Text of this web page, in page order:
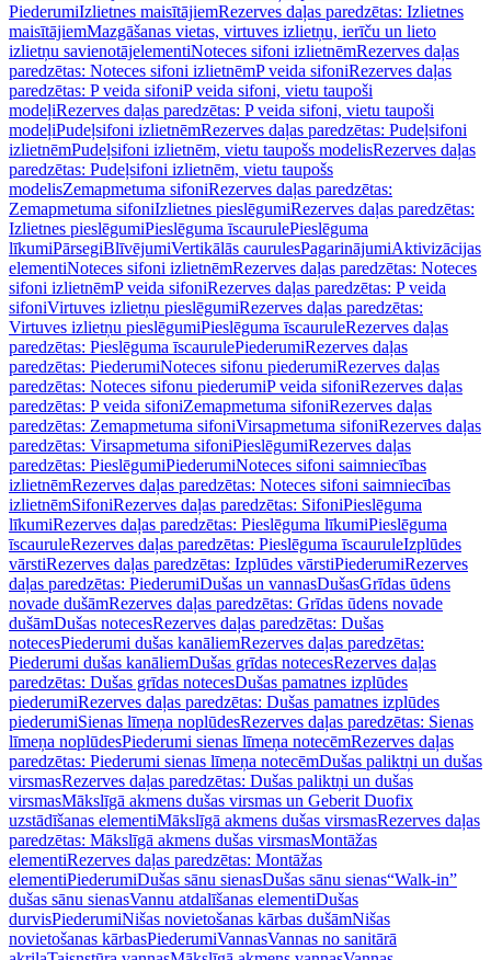
PiederumiIzlietnes maisītājiemRezerves daļas paredzētas: Izlietnes
maisītājiemMazgāšanas vietas, virtuves izlietņu, ierīču un lieto
izlietņu savienotājelementiNoteces sifoni izlietnēmRezerves daļas
paredzētas: Noteces sifoni izlietnēmP veida sifoniRezerves daļas
paredzētas: P veida sifoniP veida sifoni, vietu taupoši
modeļiRezerves daļas paredzētas: P veida sifoni, vietu taupoši
modeļiPudeļsifoni izlietnēmRezerves daļas paredzētas: Pudeļsifoni
izlietnēmPudeļsifoni izlietnēm, vietu taupošs modelisRezerves daļas
paredzētas: Pudeļsifoni izlietnēm, vietu taupošs
modelisZemapmetuma sifoniRezerves daļas paredzētas:
Zemapmetuma sifoniIzlietnes pieslēgumiRezerves daļas paredzētas:
Izlietnes pieslēgumiPieslēguma īscaurulePieslēguma
līkumiPārsegiBlīvējumiVertikālās caurulesPagarinājumiAktivizācijas
elementiNoteces sifoni izlietnēmRezerves daļas paredzētas: Noteces
sifoni izlietnēmP veida sifoniRezerves daļas paredzētas: P veida
sifoniVirtuves izlietņu pieslēgumiRezerves daļas paredzētas:
Virtuves izlietņu pieslēgumiPieslēguma īscauruleRezerves daļas
paredzētas: Pieslēguma īscaurulePiederumiRezerves daļas
paredzētas: PiederumiNoteces sifonu piederumiRezerves daļas
paredzētas: Noteces sifonu piederumiP veida sifoniRezerves daļas
paredzētas: P veida sifoniZemapmetuma sifoniRezerves daļas
paredzētas: Zemapmetuma sifoniVirsapmetuma sifoniRezerves daļas
paredzētas: Virsapmetuma sifoniPieslēgumiRezerves daļas
paredzētas: PieslēgumiPiederumiNoteces sifoni saimniecības
izlietnēmRezerves daļas paredzētas: Noteces sifoni saimniecības
izlietnēmSifoniRezerves daļas paredzētas: SifoniPieslēguma
līkumiRezerves daļas paredzētas: Pieslēguma līkumiPieslēguma
īscauruleRezerves daļas paredzētas: Pieslēguma īscauruleIzplūdes
vārstiRezerves daļas paredzētas: Izplūdes vārstiPiederumiRezerves
daļas paredzētas: PiederumiDušas un vannasDušasGrīdas ūdens
novade dušāmRezerves daļas paredzētas: Grīdas ūdens novade
dušāmDušas notecesRezerves daļas paredzētas: Dušas
notecesPiederumi dušas kanāliemRezerves daļas paredzētas:
Piederumi dušas kanāliemDušas grīdas notecesRezerves daļas
paredzētas: Dušas grīdas notecesDušas pamatnes izplūdes
piederumiRezerves daļas paredzētas: Dušas pamatnes izplūdes
piederumiSienas līmeņa noplūdesRezerves daļas paredzētas: Sienas
līmeņa noplūdesPiederumi sienas līmeņa notecēmRezerves daļas
paredzētas: Piederumi sienas līmeņa notecēmDušas paliktņi un dušas
virsmasRezerves daļas paredzētas: Dušas paliktņi un dušas
virsmasMākslīgā akmens dušas virsmas un Geberit Duofix
uzstādīšanas elementiMākslīgā akmens dušas virsmasRezerves daļas
paredzētas: Mākslīgā akmens dušas virsmasMontāžas
elementiRezerves daļas paredzētas: Montāžas
elementiPiederumiDušas sānu sienasDušas sānu sienas“Walk-in”
dušas sānu sienasVannu atdalīšanas elementiDušas
durvisPiederumiNišas novietošanas kārbas dušāmNišas
novietošanas kārbasPiederumiVannasVannas no sanitārā